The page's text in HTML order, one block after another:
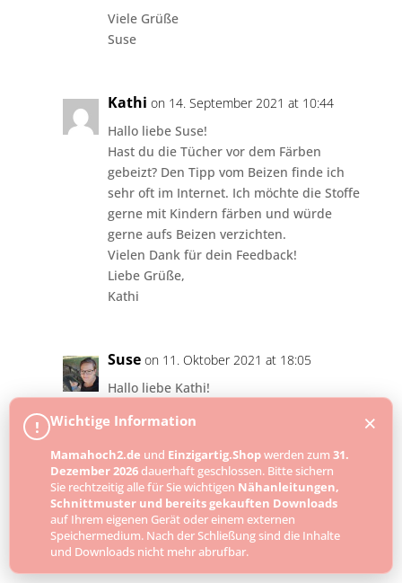
Viele Grüße
Suse
Kathi on 14. September 2021 at 10:44
Hallo liebe Suse!
Hast du die Tücher vor dem Färben
gebeizt? Den Tipp vom Beizen finde ich
sehr oft im Internet. Ich möchte die Stoffe
gerne mit Kindern färben und würde
gerne aufs Beizen verzichten.
Vielen Dank für dein Feedback!
Liebe Grüße,
Kathi
Suse on 11. Oktober 2021 at 18:05
Hallo liebe Kathi!
Ich habe die Tücher im “Urzustand”
Mit Kindern macht das sicher richtig viel
Spaß. Lass uns doch mal ein Foto vom
Endergebnis zukommen.
Viele Grüße
Suse
! Wichtige Information
Mamahoch2.de und Einzigartig.Shopwerden zum 31.
Dezember 2026dauerhaft geschlossen. Bitte sichern
Sie rechtzeitig alle für Sie wichtigen Nähanleitungen,
Schnittmuster und bereits gekauften Downloads
auf Ihrem eigenen Gerät oder einem externen
Speichermedium. Nach der Schließung sind die Inhalte
und Downloads nicht mehr abrufbar.
×